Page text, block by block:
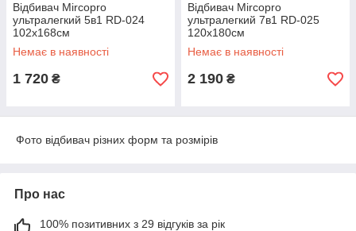
Відбивач Mircopro
ультралегкий 5в1 RD-024
102х168см
Немає в наявності
1 720 ₴
Відбивач Mircopro
ультралегкий 7в1 RD-025
120х180см
Немає в наявності
2 190 ₴
Фото відбивач різних форм та розмірів
Про нас
100% позитивних з 29 відгуків за рік